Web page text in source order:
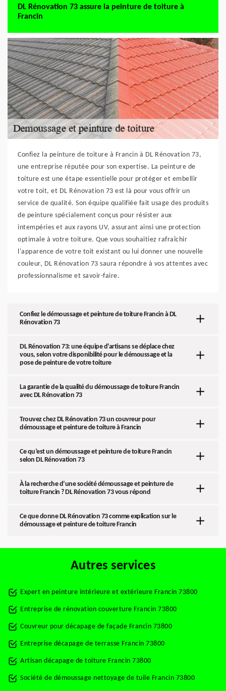
DL Rénovation 73 assure la peinture de toiture à
Francin
Confiez la peinture de toiture à Francin à DL Rénovation 73,
une entreprise réputée pour son expertise. La peinture de
toiture est une étape essentielle pour protéger et embellir
votre toit, et DL Rénovation 73 est là pour vous offrir un
service de qualité. Son équipe qualifiée fait usage des produits
de peinture spécialement conçus pour résister aux
intempéries et aux rayons UV, assurant ainsi une protection
optimale à votre toiture. Que vous souhaitiez rafraîchir
l'apparence de votre toit existant ou lui donner une nouvelle
couleur, DL Rénovation 73 saura répondre à vos attentes avec
professionnalisme et savoir-faire.
Confiez le démoussage et peinture de toiture Francin à DL
Rénovation 73
DL Rénovation 73: une équipe d'artisans se déplace chez
vous, selon votre disponibilité pour le démoussage et la
pose de peinture de votre toiture
La garantie de la qualité du démoussage de toiture Francin
avec DL Rénovation 73
Trouvez chez DL Rénovation 73 un couvreur pour
démoussage et peinture de toiture à Francin
Ce qu’est un démoussage et peinture de toiture Francin
selon DL Rénovation 73
À la recherche d’une société démoussage et peinture de
toiture Francin ? DL Rénovation 73 vous répond
Ce que donne DL Rénovation 73 comme explication sur le
démoussage et peinture de toiture Francin
Autres services
Expert en peinture intérieure et extérieure Francin 73800
Entreprise de rénovation couverture Francin 73800
Couvreur pour décapage de façade Francin 73800
Entreprise décapage de terrasse Francin 73800
Artisan décapage de toiture Francin 73800
Société de démoussage nettoyage de tuile Francin 73800